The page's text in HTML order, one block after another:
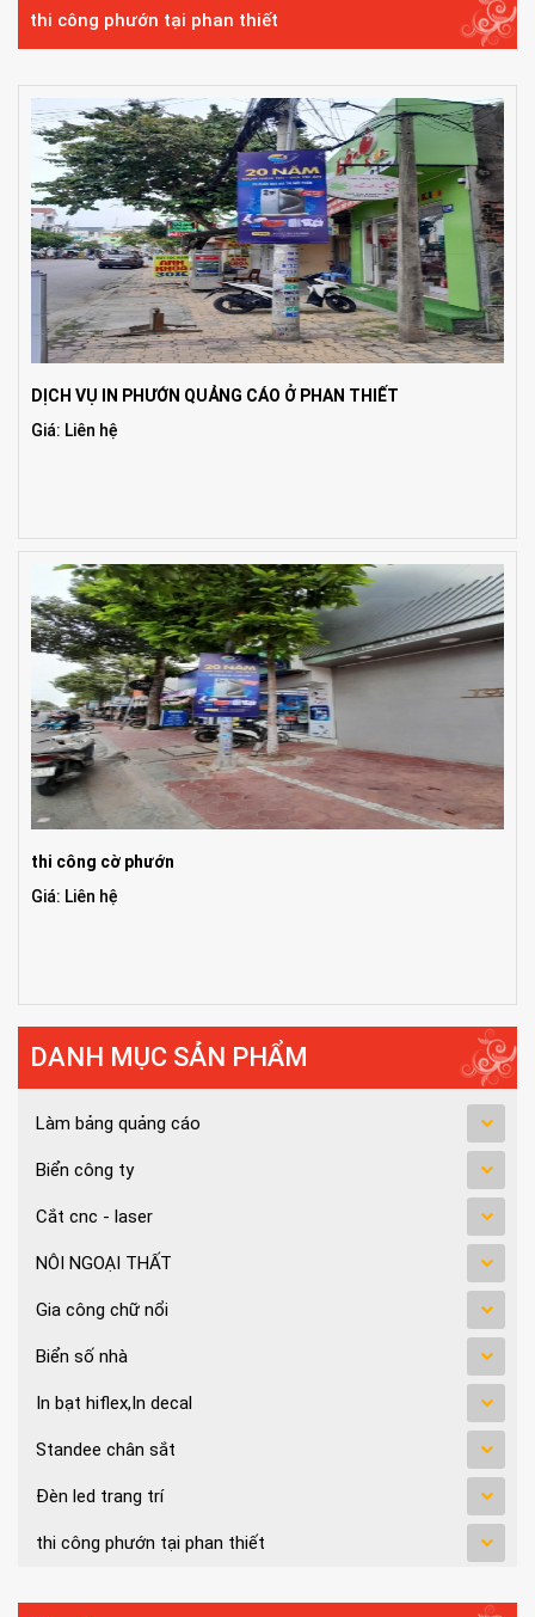
thi công phướn tại phan thiết
DỊCH VỤ IN PHƯỚN QUẢNG CÁO Ở PHAN THIẾT
Giá: Liên hệ
thi công cờ phướn
Giá: Liên hệ
DANH MỤC SẢN PHẨM
Làm bảng quảng cáo
Biển công ty
Cắt cnc - laser
NÔI NGOẠI THẤT
Gia công chữ nổi
Biển số nhà
In bạt hiflex,In decal
Standee chân sắt
Đèn led trang trí
thi công phướn tại phan thiết